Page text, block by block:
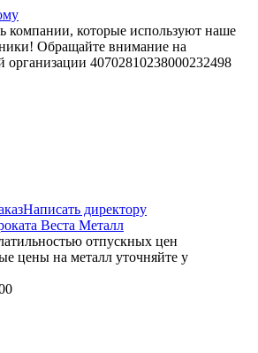
компании, которые используют наше
Обращайте внимание на
организации 40702810238000232498
Написать директору
отпускных цен
цены на металл уточняйте у